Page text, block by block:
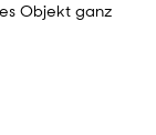
Objekt ganz